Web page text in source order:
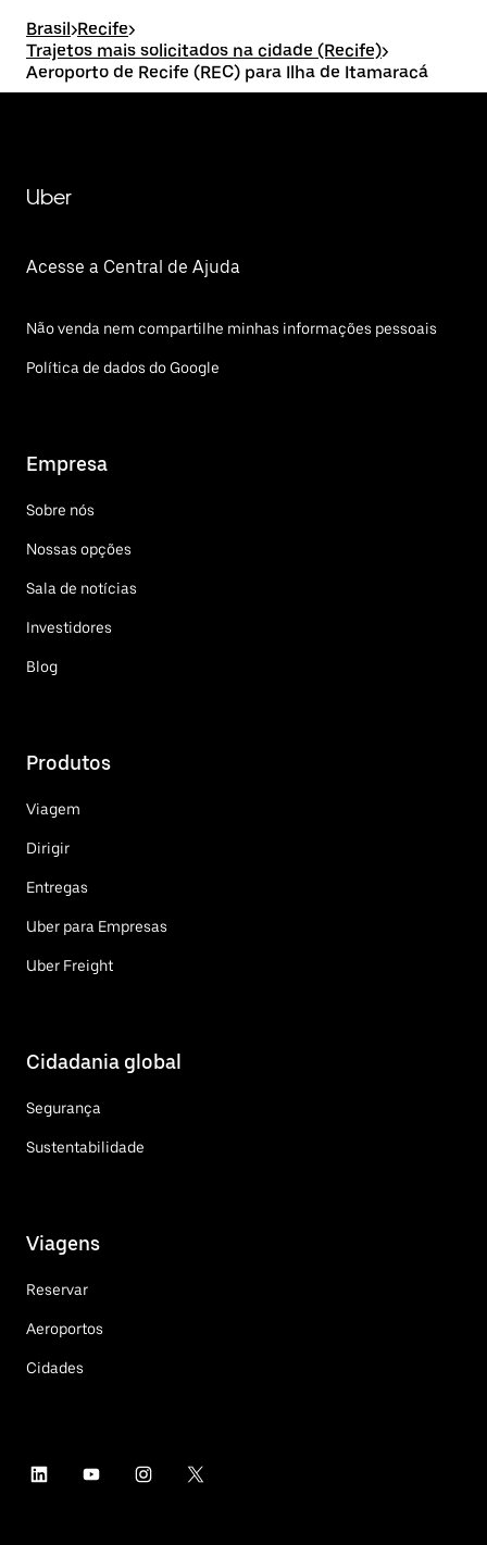
Brasil>Recife>
Trajetos mais solicitados na cidade (Recife)>
Aeroporto de Recife (REC) para Ilha de Itamaracá
Uber
Acesse a Central de Ajuda
Não venda nem compartilhe minhas informações pessoais
Política de dados do Google
Empresa
Sobre nós
Nossas opções
Sala de notícias
Investidores
Blog
Produtos
Viagem
Dirigir
Entregas
Uber para Empresas
Uber Freight
Cidadania global
Segurança
Sustentabilidade
Viagens
Reservar
Aeroportos
Cidades